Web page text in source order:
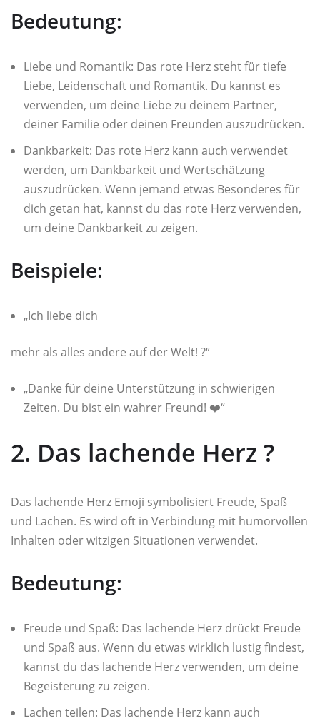
Bedeutung:
Liebe und Romantik: Das rote Herz steht für tiefe
Liebe, Leidenschaft und Romantik. Du kannst es
verwenden, um deine Liebe zu deinem Partner,
deiner Familie oder deinen Freunden auszudrücken.
Dankbarkeit: Das rote Herz kann auch verwendet
werden, um Dankbarkeit und Wertschätzung
auszudrücken. Wenn jemand etwas Besonderes für
dich getan hat, kannst du das rote Herz verwenden,
um deine Dankbarkeit zu zeigen.
Beispiele:
„Ich liebe dich
mehr als alles andere auf der Welt! ?“
„Danke für deine Unterstützung in schwierigen
Zeiten. Du bist ein wahrer Freund! ❤️“
2. Das lachende Herz ?
Das lachende Herz Emoji symbolisiert Freude, Spaß
und Lachen. Es wird oft in Verbindung mit humorvollen
Inhalten oder witzigen Situationen verwendet.
Bedeutung:
Freude und Spaß: Das lachende Herz drückt Freude
und Spaß aus. Wenn du etwas wirklich lustig findest,
kannst du das lachende Herz verwenden, um deine
Begeisterung zu zeigen.
Lachen teilen: Das lachende Herz kann auch